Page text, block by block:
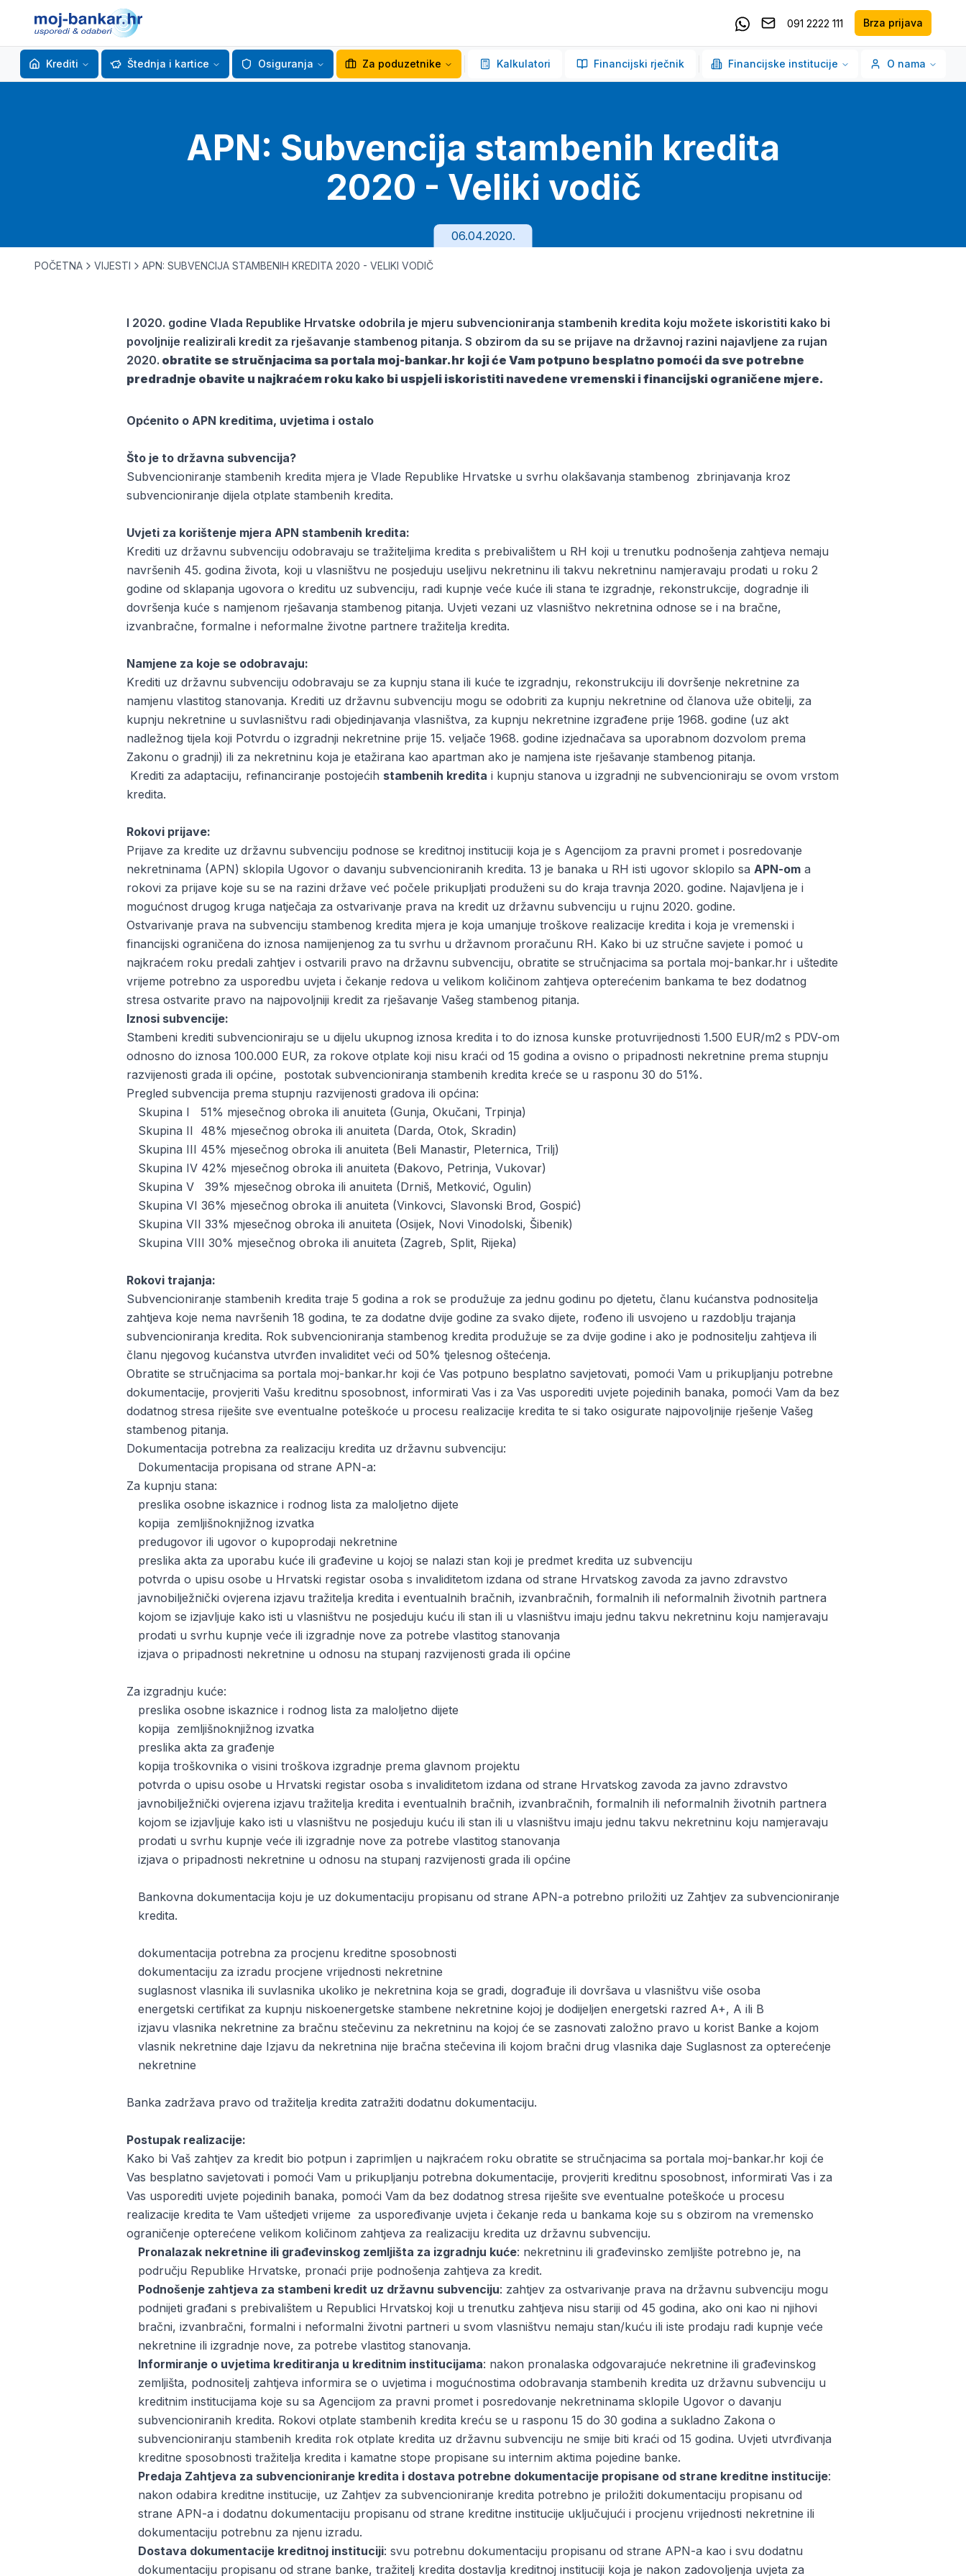
Kontaktirajte nas putem Whatsappa
091 2222 111 Brza prijava
Krediti Štednja i kartice Osiguranja Za poduzetnike Kalkulatori Financijski rječnik Financijske institucije O nama
APN: Subvencija stambenih kredita
2020 - Veliki vodič
06.04.2020.
POČETNA VIJESTI APN: SUBVENCIJA STAMBENIH KREDITA 2020 - VELIKI VODIČ
I 2020. godine Vlada Republike Hrvatske odobrila je mjeru subvencioniranja stambenih kredita koju možete iskoristiti kako bi
povoljnije realizirali kredit za rješavanje stambenog pitanja. S obzirom da su se prijave na državnoj razini najavljene za rujan
2020. obratite se stručnjacima sa portala moj-bankar.hr koji će Vam potpuno besplatno pomoći da sve potrebne
predradnje obavite u najkraćem roku kako bi uspjeli iskoristiti navedene vremenski i financijski ograničene mjere.
Općenito o APN kreditima, uvjetima i ostalo
Što je to državna subvencija?
Subvencioniranje stambenih kredita mjera je Vlade Republike Hrvatske u svrhu olakšavanja stambenog zbrinjavanja kroz
subvencioniranje dijela otplate stambenih kredita.
Uvjeti za korištenje mjera APN stambenih kredita:
Krediti uz državnu subvenciju odobravaju se tražiteljima kredita s prebivalištem u RH koji u trenutku podnošenja zahtjeva nemaju
navršenih 45. godina života, koji u vlasništvu ne posjeduju useljivu nekretninu ili takvu nekretninu namjeravaju prodati u roku 2
godine od sklapanja ugovora o kreditu uz subvenciju, radi kupnje veće kuće ili stana te izgradnje, rekonstrukcije, dogradnje ili
dovršenja kuće s namjenom rješavanja stambenog pitanja. Uvjeti vezani uz vlasništvo nekretnina odnose se i na bračne,
izvanbračne, formalne i neformalne životne partnere tražitelja kredita.
Namjene za koje se odobravaju:
Krediti uz državnu subvenciju odobravaju se za kupnju stana ili kuće te izgradnju, rekonstrukciju ili dovršenje nekretnine za
namjenu vlastitog stanovanja. Krediti uz državnu subvenciju mogu se odobriti za kupnju nekretnine od članova uže obitelji, za
kupnju nekretnine u suvlasništvu radi objedinjavanja vlasništva, za kupnju nekretnine izgrađene prije 1968. godine (uz akt
nadležnog tijela koji Potvrdu o izgradnji nekretnine prije 15. veljače 1968. godine izjednačava sa uporabnom dozvolom prema
Zakonu o gradnji) ili za nekretninu koja je etažirana kao apartman ako je namjena iste rješavanje stambenog pitanja.
Krediti za adaptaciju, refinanciranje postojećih stambenih kredita i kupnju stanova u izgradnji ne subvencioniraju se ovom vrstom
kredita.
Rokovi prijave:
Prijave za kredite uz državnu subvenciju podnose se kreditnoj instituciji koja je s Agencijom za pravni promet i posredovanje
nekretninama (APN) sklopila Ugovor o davanju subvencioniranih kredita. 13 je banaka u RH isti ugovor sklopilo sa APN-om a
rokovi za prijave koje su se na razini države već počele prikupljati produženi su do kraja travnja 2020. godine. Najavljena je i
mogućnost drugog kruga natječaja za ostvarivanje prava na kredit uz državnu subvenciju u rujnu 2020. godine.
Ostvarivanje prava na subvenciju stambenog kredita mjera je koja umanjuje troškove realizacije kredita i koja je vremenski i
financijski ograničena do iznosa namijenjenog za tu svrhu u državnom proračunu RH. Kako bi uz stručne savjete i pomoć u
najkraćem roku predali zahtjev i ostvarili pravo na državnu subvenciju, obratite se stručnjacima sa portala moj-bankar.hr i uštedite
vrijeme potrebno za usporedbu uvjeta i čekanje redova u velikom količinom zahtjeva opterećenim bankama te bez dodatnog
stresa ostvarite pravo na najpovoljniji kredit za rješavanje Vašeg stambenog pitanja.
Iznosi subvencije:
Stambeni krediti subvencioniraju se u dijelu ukupnog iznosa kredita i to do iznosa kunske protuvrijednosti 1.500 EUR/m2 s PDV-om
odnosno do iznosa 100.000 EUR, za rokove otplate koji nisu kraći od 15 godina a ovisno o pripadnosti nekretnine prema stupnju
razvijenosti grada ili općine, postotak subvencioniranja stambenih kredita kreće se u rasponu 30 do 51%.
Pregled subvencija prema stupnju razvijenosti gradova ili općina:
Skupina I 51% mjesečnog obroka ili anuiteta (Gunja, Okučani, Trpinja)
Skupina II 48% mjesečnog obroka ili anuiteta (Darda, Otok, Skradin)
Skupina III 45% mjesečnog obroka ili anuiteta (Beli Manastir, Pleternica, Trilj)
Skupina IV 42% mjesečnog obroka ili anuiteta (Đakovo, Petrinja, Vukovar)
Skupina V 39% mjesečnog obroka ili anuiteta (Drniš, Metković, Ogulin)
Skupina VI 36% mjesečnog obroka ili anuiteta (Vinkovci, Slavonski Brod, Gospić)
Skupina VII 33% mjesečnog obroka ili anuiteta (Osijek, Novi Vinodolski, Šibenik)
Skupina VIII 30% mjesečnog obroka ili anuiteta (Zagreb, Split, Rijeka)
Rokovi trajanja:
Subvencioniranje stambenih kredita traje 5 godina a rok se produžuje za jednu godinu po djetetu, članu kućanstva podnositelja
zahtjeva koje nema navršenih 18 godina, te za dodatne dvije godine za svako dijete, rođeno ili usvojeno u razdoblju trajanja
subvencioniranja kredita. Rok subvencioniranja stambenog kredita produžuje se za dvije godine i ako je podnositelju zahtjeva ili
članu njegovog kućanstva utvrđen invaliditet veći od 50% tjelesnog oštećenja.
Obratite se stručnjacima sa portala moj-bankar.hr koji će Vas potpuno besplatno savjetovati, pomoći Vam u prikupljanju potrebne
dokumentacije, provjeriti Vašu kreditnu sposobnost, informirati Vas i za Vas usporediti uvjete pojedinih banaka, pomoći Vam da bez
dodatnog stresa riješite sve eventualne poteškoće u procesu realizacije kredita te si tako osigurate najpovoljnije rješenje Vašeg
stambenog pitanja.
Dokumentacija potrebna za realizaciju kredita uz državnu subvenciju:
Dokumentacija propisana od strane APN-a:
Za kupnju stana:
preslika osobne iskaznice i rodnog lista za maloljetno dijete
kopija zemljišnoknjižnog izvatka
predugovor ili ugovor o kupoprodaji nekretnine
preslika akta za uporabu kuće ili građevine u kojoj se nalazi stan koji je predmet kredita uz subvenciju
potvrda o upisu osobe u Hrvatski registar osoba s invaliditetom izdana od strane Hrvatskog zavoda za javno zdravstvo
javnobilježnički ovjerena izjavu tražitelja kredita i eventualnih bračnih, izvanbračnih, formalnih ili neformalnih životnih partnera
kojom se izjavljuje kako isti u vlasništvu ne posjeduju kuću ili stan ili u vlasništvu imaju jednu takvu nekretninu koju namjeravaju
prodati u svrhu kupnje veće ili izgradnje nove za potrebe vlastitog stanovanja
izjava o pripadnosti nekretnine u odnosu na stupanj razvijenosti grada ili općine
Za izgradnju kuće:
preslika osobne iskaznice i rodnog lista za maloljetno dijete
kopija zemljišnoknjižnog izvatka
preslika akta za građenje
kopija troškovnika o visini troškova izgradnje prema glavnom projektu
potvrda o upisu osobe u Hrvatski registar osoba s invaliditetom izdana od strane Hrvatskog zavoda za javno zdravstvo
javnobilježnički ovjerena izjavu tražitelja kredita i eventualnih bračnih, izvanbračnih, formalnih ili neformalnih životnih partnera
kojom se izjavljuje kako isti u vlasništvu ne posjeduju kuću ili stan ili u vlasništvu imaju jednu takvu nekretninu koju namjeravaju
prodati u svrhu kupnje veće ili izgradnje nove za potrebe vlastitog stanovanja
izjava o pripadnosti nekretnine u odnosu na stupanj razvijenosti grada ili općine
Bankovna dokumentacija koju je uz dokumentaciju propisanu od strane APN-a potrebno priložiti uz Zahtjev za subvencioniranje
kredita.
dokumentacija potrebna za procjenu kreditne sposobnosti
dokumentaciju za izradu procjene vrijednosti nekretnine
suglasnost vlasnika ili suvlasnika ukoliko je nekretnina koja se gradi, dograđuje ili dovršava u vlasništvu više osoba
energetski certifikat za kupnju niskoenergetske stambene nekretnine kojoj je dodijeljen energetski razred A+, A ili B
izjavu vlasnika nekretnine za bračnu stečevinu za nekretninu na kojoj će se zasnovati založno pravo u korist Banke a kojom
vlasnik nekretnine daje Izjavu da nekretnina nije bračna stečevina ili kojom bračni drug vlasnika daje Suglasnost za opterećenje
nekretnine
Banka zadržava pravo od tražitelja kredita zatražiti dodatnu dokumentaciju.
Postupak realizacije:
Kako bi Vaš zahtjev za kredit bio potpun i zaprimljen u najkraćem roku obratite se stručnjacima sa portala moj-bankar.hr koji će
Vas besplatno savjetovati i pomoći Vam u prikupljanju potrebna dokumentacije, provjeriti kreditnu sposobnost, informirati Vas i za
Vas usporediti uvjete pojedinih banaka, pomoći Vam da bez dodatnog stresa riješite sve eventualne poteškoće u procesu
realizacije kredita te Vam uštedjeti vrijeme za uspoređivanje uvjeta i čekanje reda u bankama koje su s obzirom na vremensko
ograničenje opterećene velikom količinom zahtjeva za realizaciju kredita uz državnu subvenciju.
Pronalazak nekretnine ili građevinskog zemljišta za izgradnju kuće: nekretninu ili građevinsko zemljište potrebno je, na
području Republike Hrvatske, pronaći prije podnošenja zahtjeva za kredit.
Podnošenje zahtjeva za stambeni kredit uz državnu subvenciju: zahtjev za ostvarivanje prava na državnu subvenciju mogu
podnijeti građani s prebivalištem u Republici Hrvatskoj koji u trenutku zahtjeva nisu stariji od 45 godina, ako oni kao ni njihovi
bračni, izvanbračni, formalni i neformalni životni partneri u svom vlasništvu nemaju stan/kuću ili iste prodaju radi kupnje veće
nekretnine ili izgradnje nove, za potrebe vlastitog stanovanja.
Informiranje o uvjetima kreditiranja u kreditnim institucijama: nakon pronalaska odgovarajuće nekretnine ili građevinskog
zemljišta, podnositelj zahtjeva informira se o uvjetima i mogućnostima odobravanja stambenih kredita uz državnu subvenciju u
kreditnim institucijama koje su sa Agencijom za pravni promet i posredovanje nekretninama sklopile Ugovor o davanju
subvencioniranih kredita. Rokovi otplate stambenih kredita kreću se u rasponu 15 do 30 godina a sukladno Zakona o
subvencioniranju stambenih kredita rok otplate kredita uz državnu subvenciju ne smije biti kraći od 15 godina. Uvjeti utvrđivanja
kreditne sposobnosti tražitelja kredita i kamatne stope propisane su internim aktima pojedine banke.
Predaja Zahtjeva za subvencioniranje kredita i dostava potrebne dokumentacije propisane od strane kreditne institucije:
nakon odabira kreditne institucije, uz Zahtjev za subvencioniranje kredita potrebno je priložiti dokumentaciju propisanu od
strane APN-a i dodatnu dokumentaciju propisanu od strane kreditne institucije uključujući i procjenu vrijednosti nekretnine ili
dokumentaciju potrebnu za njenu izradu.
Dostava dokumentacije kreditnoj instituciji: svu potrebnu dokumentaciju propisanu od strane APN-a kao i svu dodatnu
dokumentaciju propisanu od strane banke, tražitelj kredita dostavlja kreditnoj instituciji koja je nakon zadovoljenja uvjeta za